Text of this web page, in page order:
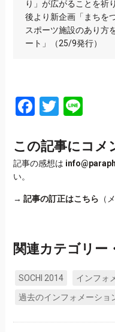
り」が広がることを祈
後より新企画「まちを
スポーツ施設のあり方
ート」（25/9発行）
Facebook
Twitter
Line
この記事にコメ
記事の感想は
い。
→ 記事の訂正はこちら （
関連カテゴリー
SOCHI 2014
インフォ
過去のインフォメーショ